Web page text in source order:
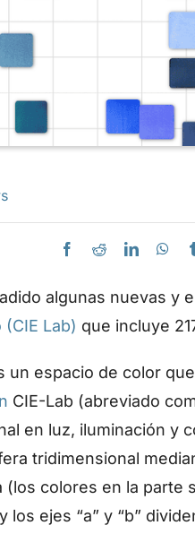
algunas nuevas y
Lab) que incluye
un espacio de color
CIE-Lab (abreviado
en luz, iluminación y
tridimensional
(los colores en la parte
los ejes “a” y “b”